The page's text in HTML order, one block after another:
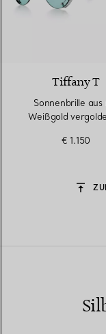
Tiffany T
Sonnenbrille aus
Weißgold
azurblauem€ 1.150